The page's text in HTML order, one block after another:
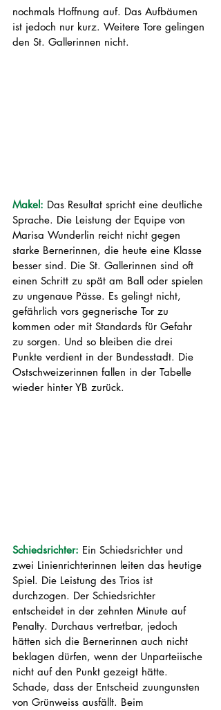
nochmals Hoffnung auf. Das Aufbäumen
ist jedoch nur kurz. Weitere Tore gelingen
den St. Gallerinnen nicht.
Makel: Das Resultat spricht eine deutliche
Sprache. Die Leistung der Equipe von
Marisa Wunderlin reicht nicht gegen
starke Bernerinnen, die heute eine Klasse
besser sind. Die St. Gallerinnen sind oft
einen Schritt zu spät am Ball oder spielen
zu ungenaue Pässe. Es gelingt nicht,
gefährlich vors gegnerische Tor zu
kommen oder mit Standards für Gefahr
zu sorgen. Und so bleiben die drei
Punkte verdient in der Bundesstadt. Die
Ostschweizerinnen fallen in der Tabelle
wieder hinter YB zurück.
Schiedsrichter: Ein Schiedsrichter und
zwei Linienrichterinnen leiten das heutige
Spiel. Die Leistung des Trios ist
durchzogen. Der Schiedsrichter
entscheidet in der zehnten Minute auf
Penalty. Durchaus vertretbar, jedoch
hätten sich die Bernerinnen auch nicht
beklagen dürfen, wenn der Unparteiische
nicht auf den Punkt gezeigt hätte.
Schade, dass der Entscheid zuungunsten
von Grünweiss ausfällt. Beim